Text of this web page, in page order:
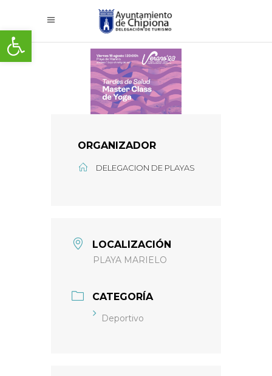
Abrir barra de herramientas
ORGANIZADOR
DELEGACION DE PLAYAS
LOCALIZACIÓN
PLAYA MARIELO
CATEGORÍA
Deportivo